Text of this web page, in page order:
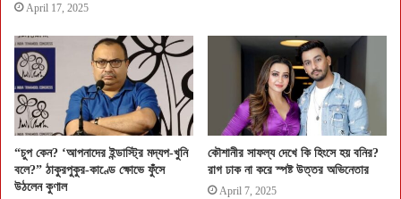
April 17, 2025
“চুপ কেন? ‘আপনাদের ইন্ডাস্ট্রি মদ্যপ-খুনি
বলে?” ঠাকুরপুকুর-কাণ্ডে ক্ষোভে ফুঁসে
উঠলেন কুণাল
কৌশানীর সাফল্য দেখে কি হিংসে হয় বনির?
রাগ ঢাক না করে স্পষ্ট উত্তর অভিনেতার
April 7, 2025